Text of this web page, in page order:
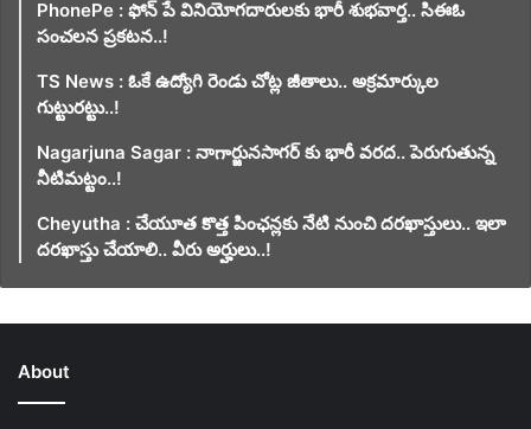
PhonePe : ఫోన్ పే వినియోగదారులకు భారీ శుభవార్త.. సిఈఓ
సంచలన ప్రకటన..!
TS News : ఓకే ఉద్యోగి రెండు చోట్ల జీతాలు.. అక్రమార్కుల
గుట్టురట్టు..!
Nagarjuna Sagar : నాగార్జునసాగర్ కు భారీ వరద.. పెరుగుతున్న
నీటిమట్టం..!
Cheyutha : చేయూత కొత్త పింఛన్లకు నేటి నుంచి దరఖాస్తులు.. ఇలా
దరఖాస్తు చేయాలి.. వీరు అర్హులు..!
About